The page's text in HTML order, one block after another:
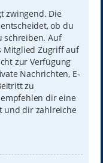
zwingend. Die
ob du
schreiben. Auf
Mitglied Zugriff auf
zur Verfügung
Nachrichten, E-
zu
dir eine
und dir zahlreiche